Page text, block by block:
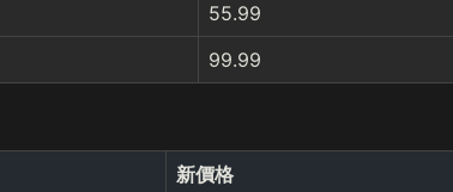
55.99
99.99
新價格